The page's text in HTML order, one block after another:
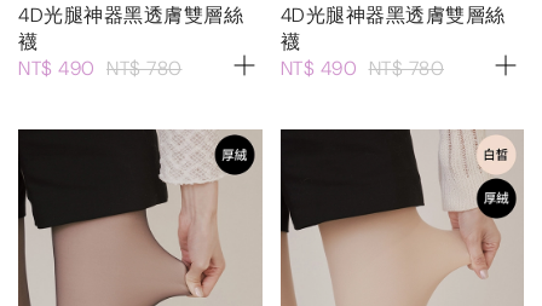
4D光腿神器黑透膚雙層絲
襪
NT$ 490 NT$ 780
4D光腿神器黑透膚雙層絲
襪
NT$ 490 NT$ 780